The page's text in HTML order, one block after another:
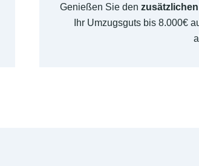
Genießen Sie den
Ihr Umzugsguts bis 8.000€